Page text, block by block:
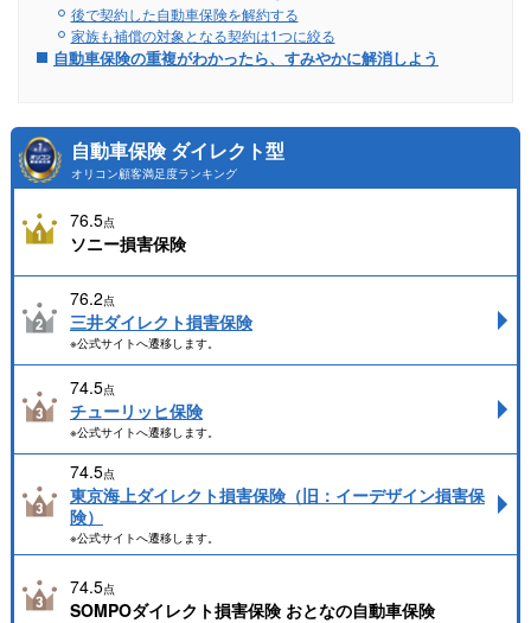
後で契約した自動車保険を解約する
家族も補償の対象となる契約は1つに絞る
自動車保険の重複がわかったら、すみやかに解消しよう
自動車保険 ダイレクト型
オリコン顧客満足度ランキング
76.5点
ソニー損害保険
76.2点
三井ダイレクト損害保険
※公式サイトへ遷移します。
74.5点
チューリッヒ保険
※公式サイトへ遷移します。
74.5点
東京海上ダイレクト損害保険（旧：イーデザイン損害保
険）
※公式サイトへ遷移します。
74.5点
SOMPOダイレクト損害保険 おとなの自動車保険